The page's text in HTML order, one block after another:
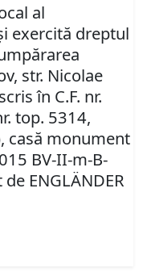
al
exercită dreptul
str. Nicolae
în C.F. nr.
top. 5314,
casă monument
BV-II-m-B-
de ENGLÄNDER